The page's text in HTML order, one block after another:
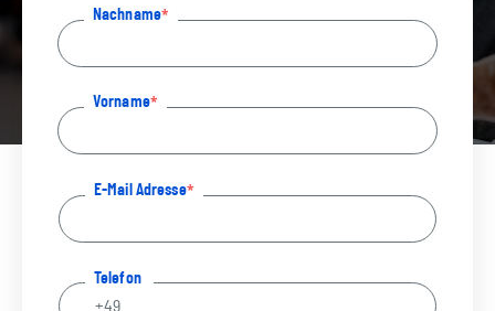
Nachname
Vorname
E-Mail Adresse
Telefon